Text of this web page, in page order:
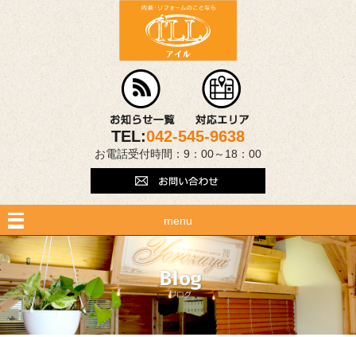
TEL:042-545-9638
お電話受付時間：9：00～18：00
menu